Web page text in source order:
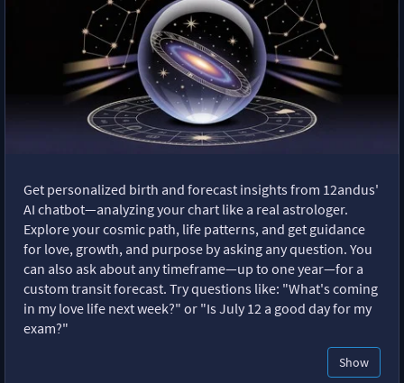
Get personalized birth and forecast insights from 12andus'
AI chatbot—analyzing your chart like a real astrologer.
Explore your cosmic path, life patterns, and get guidance
for love, growth, and purpose by asking any question. You
can also ask about any timeframe—up to one year—for a
custom transit forecast. Try questions like: "What's coming
in my love life next week?" or "Is July 12 a good day for my
exam?"
Show